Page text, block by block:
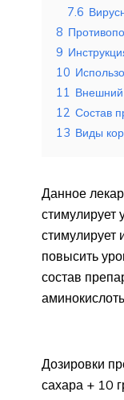
7.6
8
9
10
11
12 Состав
13 Виды
Данное
стимулирует
стимулирует
повысить
состав
Дозировки
сахара + 10